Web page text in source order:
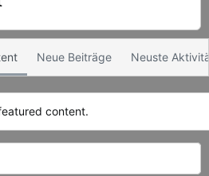
Neue Beiträge Neuste
content.